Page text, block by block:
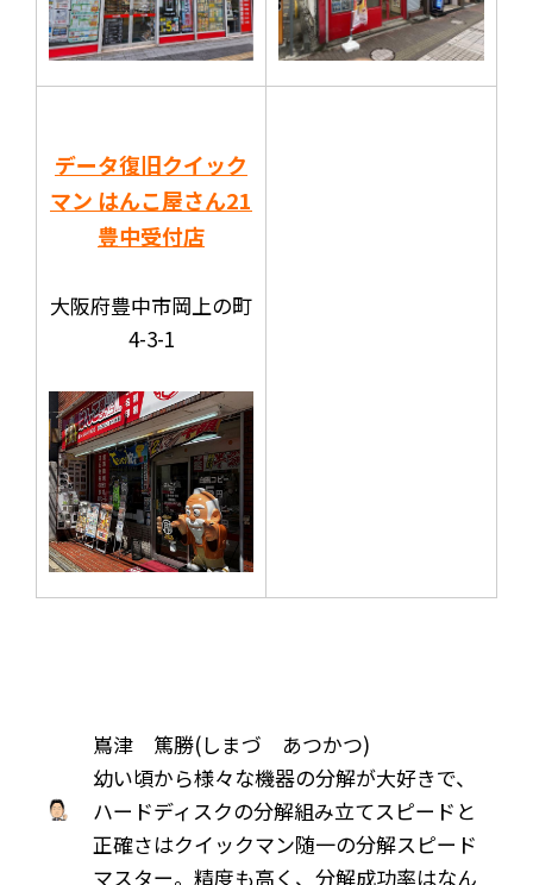
データ復旧クイック
マン はんこ屋さん21
豊中受付店
大阪府豊中市岡上の町
4-3-1
嶌津 篤勝(しまづ あつかつ)
幼い頃から様々な機器の分解が大好きで、
ハードディスクの分解組み立てスピードと
正確さはクイックマン随一の分解スピード
マスター。精度も高く、分解成功率はなん